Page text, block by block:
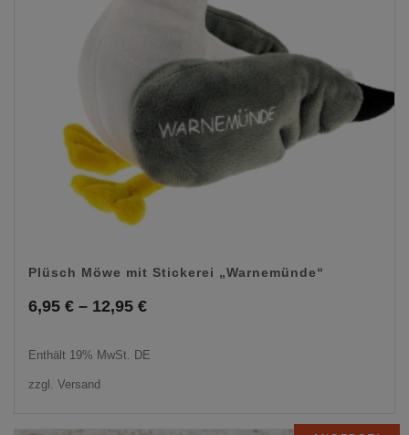
Plüsch Möwe mit Stickerei „Warnemünde“
6,95 € – 12,95 €Preisspanne:
Enthält 19% MwSt. DE
zzgl. Versand